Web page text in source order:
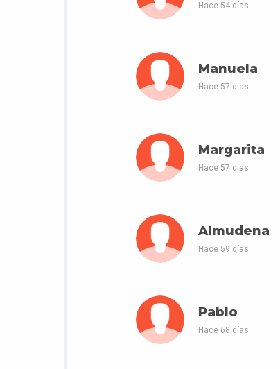
Hace 54 días
Manuela
Hace 57 días
Margarita
Hace 57 días
Almudena
Hace 59 días
Pablo
Hace 68 días